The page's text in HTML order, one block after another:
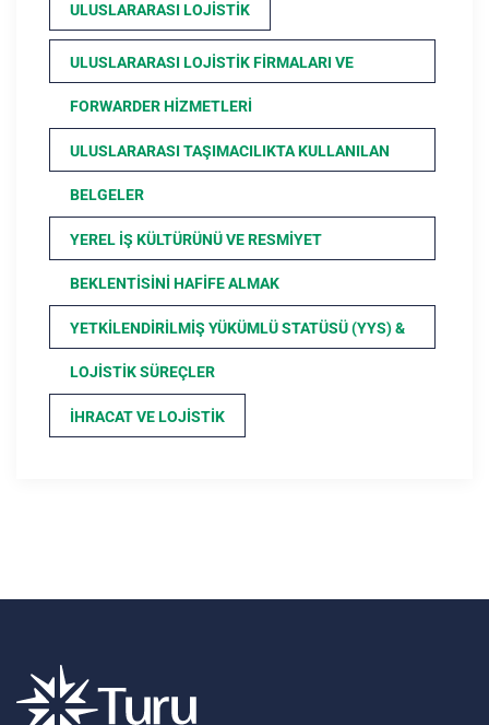
ULUSLARARASI LOJISTIK
ULUSLARARASI LOJISTIK FIRMALARI VE
FORWARDER HIZMETLERI
ULUSLARARASI TAŞIMACILIKTA KULLANILAN
BELGELER
YEREL İŞ KÜLTÜRÜNÜ VE RESMIYET
BEKLENTISINI HAFIFE ALMAK
YETKILENDIRILMIŞ YÜKÜMLÜ STATÜSÜ (YYS) &
LOJISTIK SÜREÇLER
İHRACAT VE LOJISTIK